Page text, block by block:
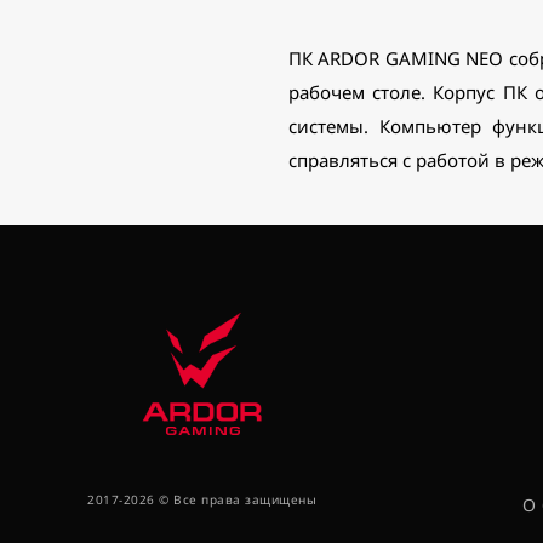
ПК ARDOR GAMING NEO
рабочем столе. Корпус
системы. Компьютер
справляться с работой в
2017-2026 © Все права защищены О